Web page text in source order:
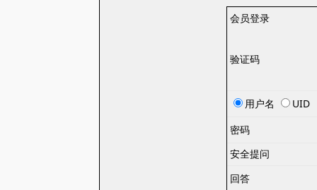
会员登录
验证码
用户名
UID
密码
安全提问
回答